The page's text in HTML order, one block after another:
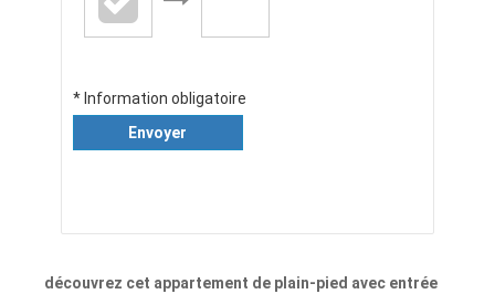
* Information obligatoire
Envoyer
découvrez cet appartement de plain-pied avec entrée